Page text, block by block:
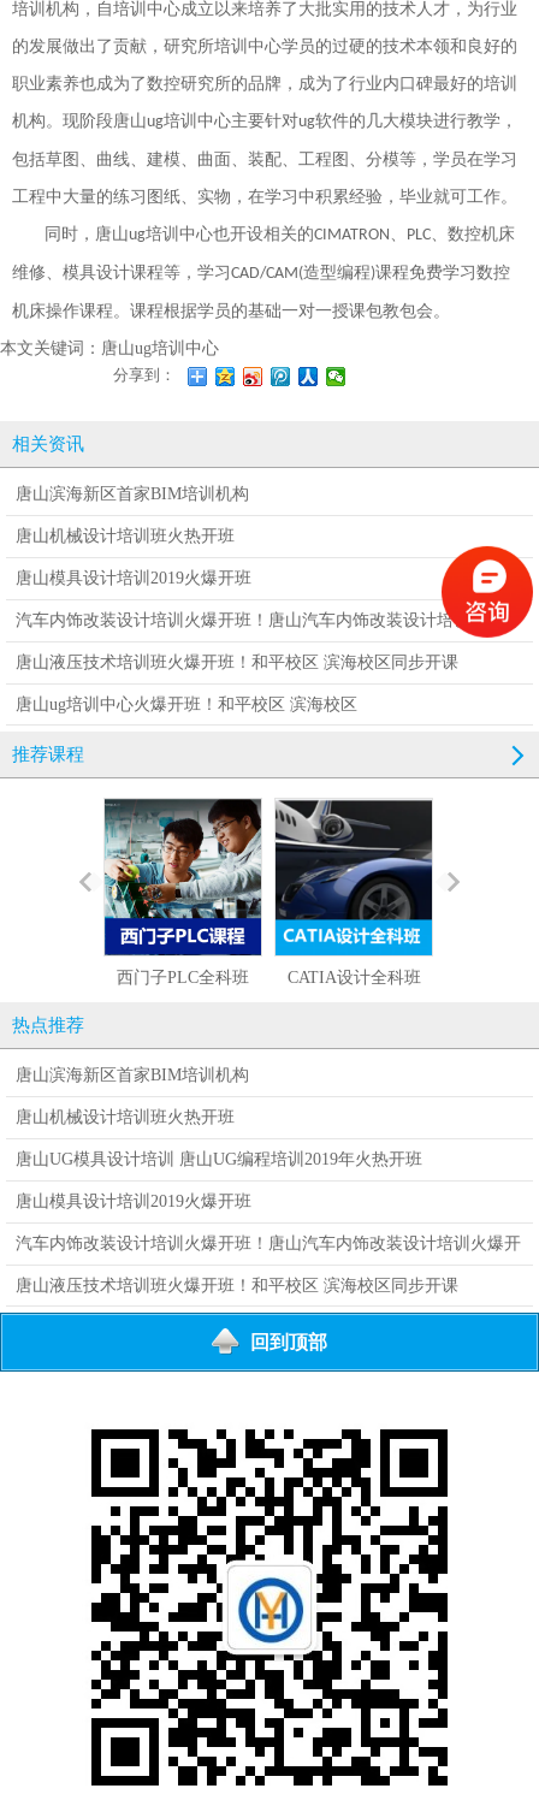
培训机构，自培训中心成立以来培养了大批实用的技术人才，为行业
的发展做出了贡献，研究所培训中心学员的过硬的技术本领和良好的
职业素养也成为了数控研究所的品牌，成为了行业内口碑最好的培训
机构。现阶段唐山ug培训中心主要针对ug软件的几大模块进行教学，
包括草图、曲线、建模、曲面、装配、工程图、分模等，学员在学习
工程中大量的练习图纸、实物，在学习中积累经验，毕业就可工作。
同时，唐山ug培训中心也开设相关的CIMATRON PLC 、数控机床
维修、 模具设计课程等，学习CAD/CAM(造型编程)课程免费学习数控
机床操作课程。课程根据学员的基础一对一授课包教包会。
本文关键词： 唐山ug培训中心
分享到：
相关资讯
唐山滨海新区首家BIM培训机构
唐山机械设计培训班火热开班
唐山模具设计培训2019火爆开班
汽车内饰改装设计培训火爆开班！唐山汽车内饰改装设计培训火爆开
班！
唐山液压技术培训班火爆开班！和平校区 滨海校区同步开课
唐山ug培训中心火爆开班！和平校区 滨海校区
推荐课程
西门子PLC全科班 CATIA设计全科班
热点推荐
唐山滨海新区首家BIM培训机构
唐山机械设计培训班火热开班
唐山UG模具设计培训 唐山UG编程培训2019年火热开班
唐山模具设计培训2019火爆开班
汽车内饰改装设计培训火爆开班！唐山汽车内饰改装设计培训火爆开
班！
唐山液压技术培训班火爆开班！和平校区 滨海校区同步开课
回到顶部